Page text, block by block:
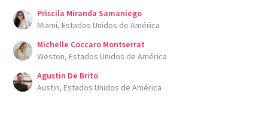
Priscila Miranda Samaniego
Miami, Estados Unidos de América
Michelle Coccaro Montserrat
Weston, Estados Unidos de América
Agustin De Brito
Austin, Estados Unidos de América